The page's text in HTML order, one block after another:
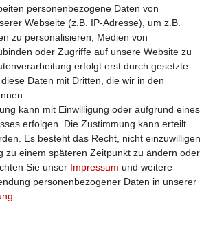
personenbezogene Daten von
Webseite (z.B. IP-Adresse), um z.B.
zu personalisieren, Medien von
oder Zugriffe auf unsere Website zu
erfolgt erst durch gesetzte
Daten mit Dritten, die wir in den
kann mit Einwilligung oder aufgrund eines
erfolgen. Die Zustimmung kann erteilt
Es besteht das Recht, nicht einzuwilligen
zu einem späteren Zeitpunkt zu ändern oder
Sie unser Impressum und weitere
personenbezogener Daten in unserer